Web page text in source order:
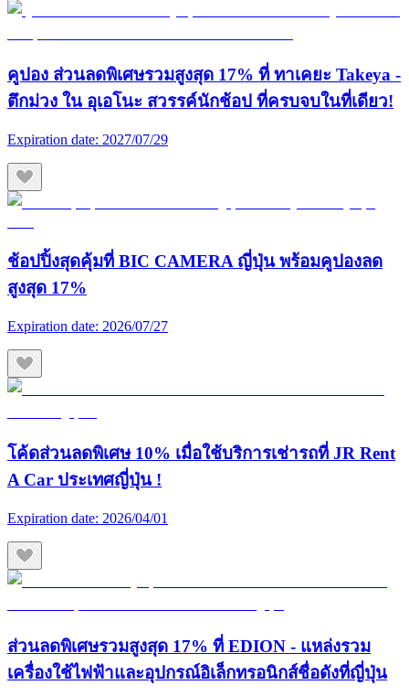
คูปอง ส่วนลดพิเศษรวมสูงสุด 17% ที่ ทาเคยะ Takeya -
ตึกม่วง ใน อุเอโนะ สวรรค์นักช้อป ที่ครบจบในที่เดียว!
Expiration date: 2027/07/29
ช้อปปิ้งสุดคุ้มที่ BIC CAMERA ญี่ปุ่น พร้อมคูปองลด
สูงสุด 17%
Expiration date: 2026/07/27
โค้ดส่วนลดพิเศษ 10% เมื่อใช้บริการเช่ารถที่ JR Rent
A Car ประเทศญี่ปุ่น !
Expiration date: 2026/04/01
ส่วนลดพิเศษรวมสูงสุด 17% ที่ EDION - แหล่งรวม
เครื่องใช้ไฟฟ้าและอุปกรณ์อิเล็กทรอนิกส์ชื่อดังที่ญี่ปุ่น